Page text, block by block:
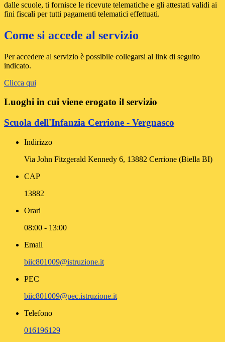
dalle scuole, ti fornisce le ricevute telematiche e gli attestati validi ai
fini fiscali per tutti pagamenti telematici effettuati.
Come si accede al servizio
Per accedere al servizio è possibile collegarsi al link di seguito
indicato.
Clicca qui
Luoghi in cui viene erogato il servizio
Scuola dell'Infanzia Cerrione - Vergnasco
Indirizzo
Via John Fitzgerald Kennedy 6, 13882 Cerrione (Biella BI)
CAP
13882
Orari
08:00 - 13:00
Email
biic801009@istruzione.it
PEC
biic801009@pec.istruzione.it
Telefono
016196129